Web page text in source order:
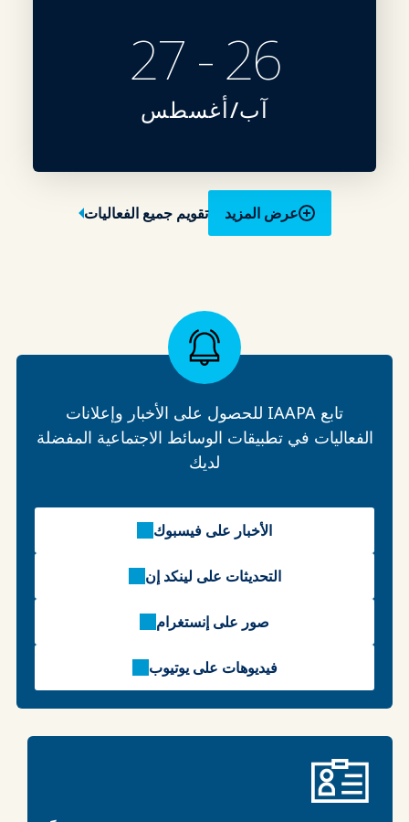
26 - 27
آب/أغسطس
عرض المزيد تقويم جميع الفعاليات
تابع IAAPA للحصول على الأخبار وإعلانات
الفعاليات في تطبيقات الوسائط الاجتماعية المفضلة
لديك
الأخبار على فيسبوك
التحديثات على لينكد إن
صور على إنستغرام
فيديوهات على يوتيوب